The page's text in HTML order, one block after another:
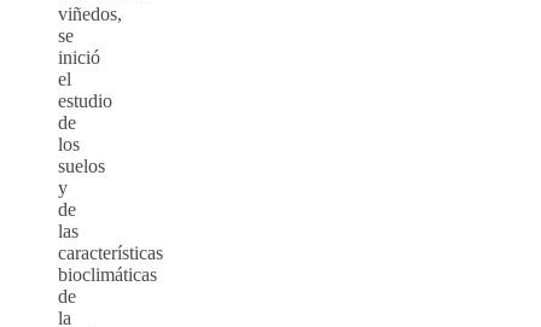
viñedos,
se
inició
el
estudio
de
los
suelos
y
de
las
características
bioclimáticas
de
la